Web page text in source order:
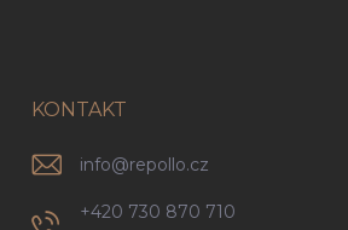
KONTAKT
info@repollo.cz
+420 730 870 710